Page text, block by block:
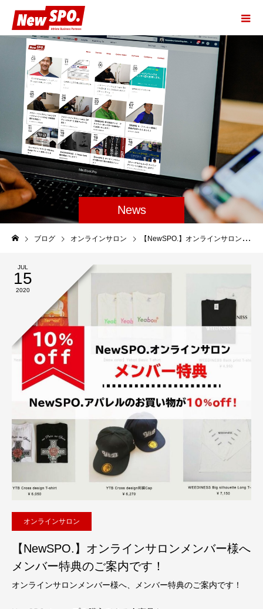
News
ブログ オンラインサロン 【NewSPO.】オンラインサロンメンバー様へ メンバー特典のご案内です！
JUL
15
2020
オンラインサロン
【NewSPO.】オンラインサロンメンバー様へ
メンバー特典のご案内です！
オンラインサロンメンバー様へ、メンバー特典のご案内です！